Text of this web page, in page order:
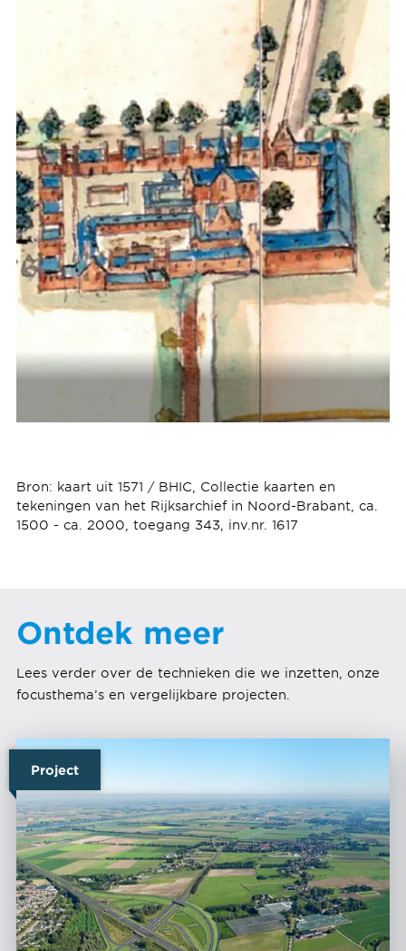
Bron: kaart uit 1571 / BHIC, Collectie kaarten en
tekeningen van het Rijksarchief in Noord-Brabant, ca.
1500 - ca. 2000, toegang 343, inv.nr. 1617
Ontdek meer
Lees verder over de technieken die we inzetten, onze
focusthema’s en vergelijkbare projecten.
Project